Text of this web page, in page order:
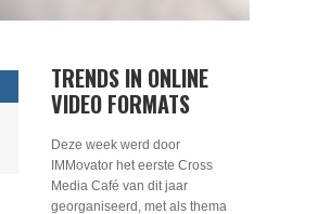
TRENDS IN ONLINE
VIDEO FORMATS
Deze week werd door
IMMovator het eerste Cross
Media Café van dit jaar
georganiseerd, met als thema